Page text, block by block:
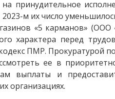
принудительное
м их число
«5 карманов»
характера перед
ПМР. Прокуратурой
ее в
выплаты и
организациях.